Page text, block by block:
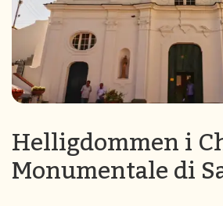
Helligdommen i
Monumentale di